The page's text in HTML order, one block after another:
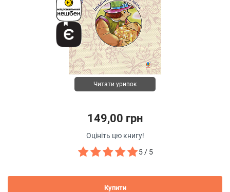
Читати уривок
149,00 грн
Оцініть цю книгу!
5 / 5
Купити